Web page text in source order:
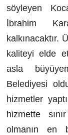
söyleyen
İbrahim
kalkınacaktır.
kaliteyi elde
asla
Belediyesi
hizmetler
hizmette
olmanın en